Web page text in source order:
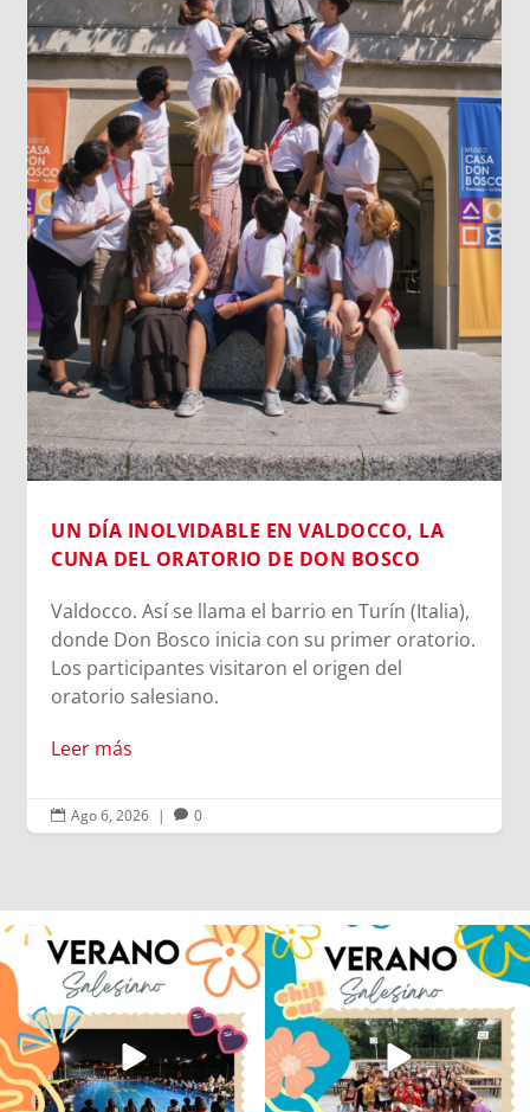
UN DÍA INOLVIDABLE EN VALDOCCO, LA
CUNA DEL ORATORIO DE DON BOSCO
Valdocco. Así se llama el barrio en Turín (Italia),
donde Don Bosco inicia con su primer oratorio.
Los participantes visitaron el origen del
oratorio salesiano.
Leer más
 Ago 6, 2026 |  0
Volvemos con el corazón bien llenito de
ADOS ...
20
Los alumnos de 6º de Primaria, 1º y 2º
de la ESO...
146 2